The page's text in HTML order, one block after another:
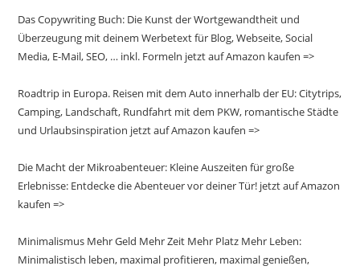
Das Copywriting Buch: Die Kunst der Wortgewandtheit und
Überzeugung mit deinem Werbetext für Blog, Webseite, Social
Media, E-Mail, SEO, … inkl. Formeln jetzt auf Amazon kaufen =>
Roadtrip in Europa. Reisen mit dem Auto innerhalb der EU: Citytrips,
Camping, Landschaft, Rundfahrt mit dem PKW, romantische Städte
und Urlaubsinspiration jetzt auf Amazon kaufen =>
Die Macht der Mikroabenteuer: Kleine Auszeiten für große
Erlebnisse: Entdecke die Abenteuer vor deiner Tür! jetzt auf Amazon
kaufen =>
Minimalismus Mehr Geld Mehr Zeit Mehr Platz Mehr Leben:
Minimalistisch leben, maximal profitieren, maximal genießen,